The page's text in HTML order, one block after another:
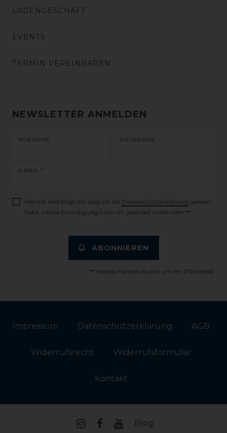
LADENGESCHÄFT
EVENTS
TERMIN VEREINBAREN
NEWSLETTER ANMELDEN
VORNAME NACHNAME
E-MAIL **
Newsletter
Hiermit bestätige ich, dass ich die Daten­schutz­erklärung gelesen
habe. Meine Einwilligung kann ich jederzeit widerrufen.**
ABONNIEREN
** Hierbei handelt es sich um ein Pflichtfeld.
Impressum Daten­schutz­erklärung AGB
Widerrufs­recht Widerrufs­formular
Kontakt
Blog